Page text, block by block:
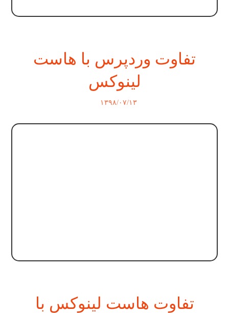
تفاوت وردپرس با هاست
لینوکس
۱۳۹۸/۰۷/۱۳
تفاوت هاست لینوکس با